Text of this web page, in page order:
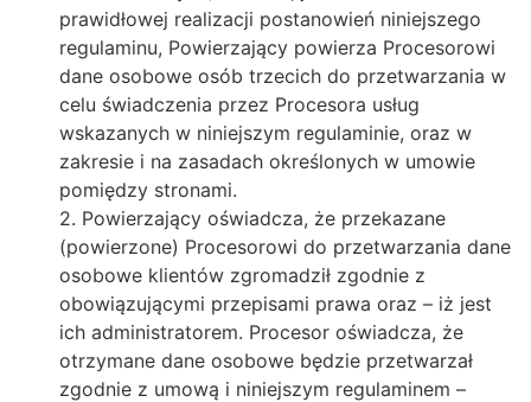
prawidłowej realizacji postanowień niniejszego
regulaminu, Powierzający powierza Procesorowi
dane osobowe osób trzecich do przetwarzania w
celu świadczenia przez Procesora usług
wskazanych w niniejszym regulaminie, oraz w
zakresie i na zasadach określonych w umowie
pomiędzy stronami.
2. Powierzający oświadcza, że przekazane
(powierzone) Procesorowi do przetwarzania dane
osobowe klientów zgromadził zgodnie z
obowiązującymi przepisami prawa oraz – iż jest
ich administratorem. Procesor oświadcza, że
otrzymane dane osobowe będzie przetwarzał
zgodnie z umową i niniejszym regulaminem –